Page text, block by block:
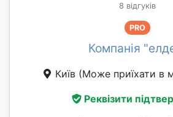
8 відгуків
PRO
Компанія
Київ (Може приїхати в
Реквізити